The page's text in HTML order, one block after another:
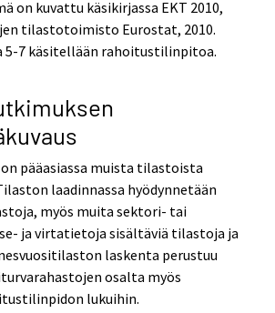
on kuvattu käsikirjassa EKT 2010,
tilastotoimisto Eurostat, 2010.
5-7 käsitellään rahoitustilinpitoa.
pääasiassa muista tilastoista
laadinnassa hyödynnetään
myös muita sektori- tai
ja virtatietoja sisältäviä tilastoja ja
laskenta perustuu
osalta myös
lukuihin.